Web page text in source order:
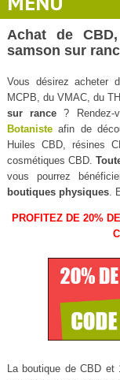
Achat de
samson sur
Vous désirez acheter
MCPB, du VMAC, du
sur rance ?
Botanisteafin de
Huiles CBD, résines
cosmétiques CBD.
vous pourrez
boutiques physiques.
PROFITEZ DE 20%
La boutique de CBD et